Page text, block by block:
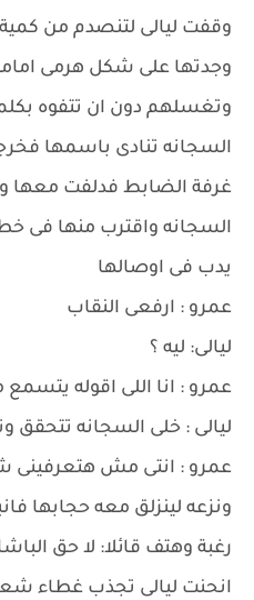
وقفت ليالى لتنصدم من
وجدتها على شكل هرمى
وتغسلهم دون ان تتفوه
السجانه تنادى باسمها
غرفة الضابط فدلفت معها
السجانه واقترب منها فى
يدب فى اوصالها
عمرو : ارفعى النقاب
ليالى: ليه ؟
عمرو : انا اللى اقوله
ليالى : خلى السجانه تتحقق
عمرو : انتى مش هتعرفينى
ونزعه لينزلق معه حجابها
رغبة وهتف قائلا: لا حق
انحنت ليالى تجذب غطاء